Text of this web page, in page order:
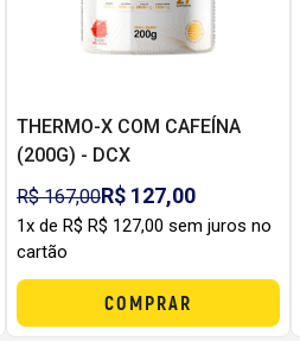
THERMO-X COM CAFEÍNA
(200G) - DCX
R$ 167,00R$ 127,00
1x de R$ R$ 127,00 sem juros no
cartão
COMPRAR